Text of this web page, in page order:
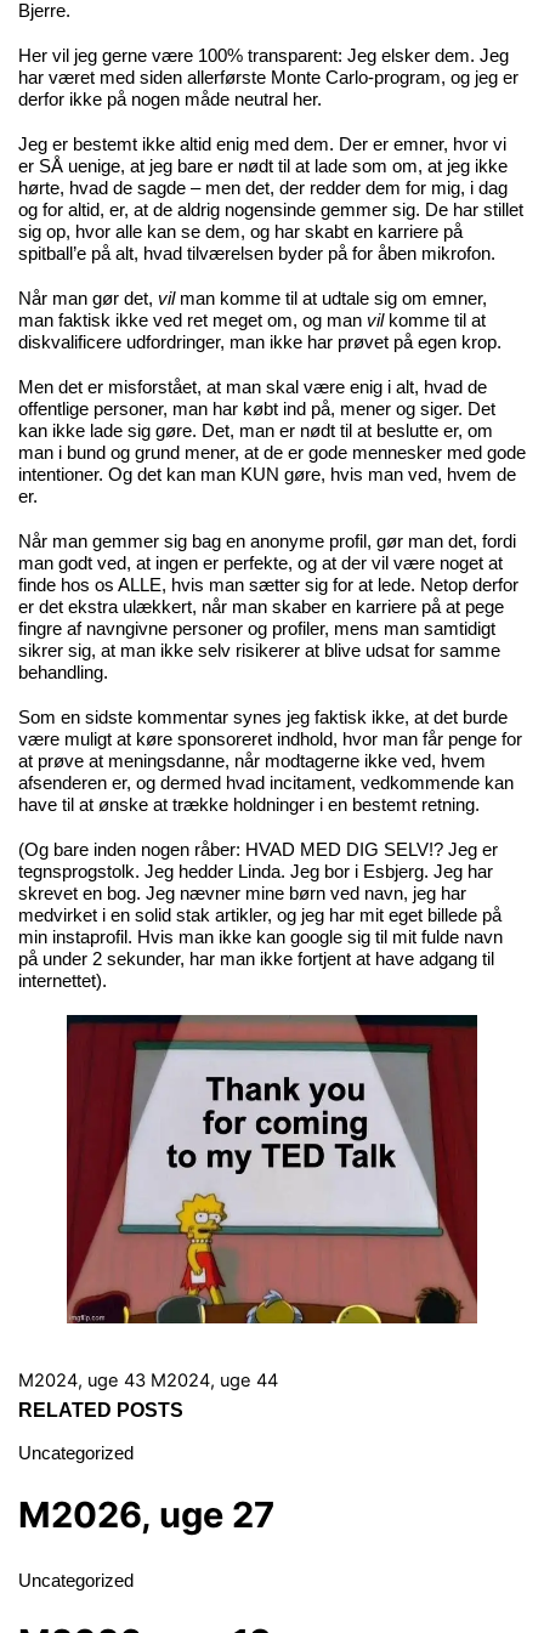
Bjerre.
Her vil jeg gerne være 100% transparent: Jeg elsker dem. Jeg
har været med siden allerførste Monte Carlo-program, og jeg er
derfor ikke på nogen måde neutral her.
Jeg er bestemt ikke altid enig med dem. Der er emner, hvor vi
er SÅ uenige, at jeg bare er nødt til at lade som om, at jeg ikke
hørte, hvad de sagde – men det, der redder dem for mig, i dag
og for altid, er, at de aldrig nogensinde gemmer sig. De har stillet
sig op, hvor alle kan se dem, og har skabt en karriere på
spitball’e på alt, hvad tilværelsen byder på for åben mikrofon.
Når man gør det, vilman komme til at udtale sig om emner,
man faktisk ikke ved ret meget om, og man vilkomme til at
diskvalificere udfordringer, man ikke har prøvet på egen krop.
Men det er misforstået, at man skal være enig i alt, hvad de
offentlige personer, man har købt ind på, mener og siger. Det
kan ikke lade sig gøre. Det, man er nødt til at beslutte er, om
man i bund og grund mener, at de er gode mennesker med gode
intentioner. Og det kan man KUN gøre, hvis man ved, hvem de
er.
Når man gemmer sig bag en anonyme profil, gør man det, fordi
man godt ved, at ingen er perfekte, og at der vil være noget at
finde hos os ALLE, hvis man sætter sig for at lede. Netop derfor
er det ekstra ulækkert, når man skaber en karriere på at pege
fingre af navngivne personer og profiler, mens man samtidigt
sikrer sig, at man ikke selv risikerer at blive udsat for samme
behandling.
Som en sidste kommentar synes jeg faktisk ikke, at det burde
være muligt at køre sponsoreret indhold, hvor man får penge for
at prøve at meningsdanne, når modtagerne ikke ved, hvem
afsenderen er, og dermed hvad incitament, vedkommende kan
have til at ønske at trække holdninger i en bestemt retning.
(Og bare inden nogen råber: HVAD MED DIG SELV!? Jeg er
tegnsprogstolk. Jeg hedder Linda. Jeg bor i Esbjerg. Jeg har
skrevet en bog. Jeg nævner mine børn ved navn, jeg har
medvirket i en solid stak artikler, og jeg har mit eget billede på
min instaprofil. Hvis man ikke kan google sig til mit fulde navn
på under 2 sekunder, har man ikke fortjent at have adgang til
internettet).
M2024, uge 43M2024, uge 44
RELATED POSTS
Uncategorized
M2026, uge 27
Uncategorized